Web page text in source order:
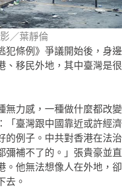
／葉靜倫
犯條例》爭議開始後，身邊
、移民外地，其中臺灣是很
無力感，一種做什麼都改變
「臺灣跟中國靠近或許經濟
的例子。中共對香港在法治
彌補不了的。」張貴豪並直
。他無法想像人在外地，卻
去。